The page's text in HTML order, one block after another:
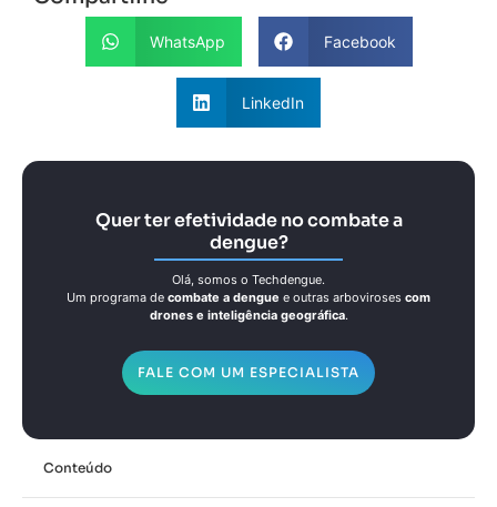
WhatsApp Facebook
LinkedIn
Quer ter efetividade no combate a
dengue?
Olá, somos o Techdengue.
Um programa de combate a dengue e outras arboviroses com
drones e inteligência geográfica.
FALE COM UM ESPECIALISTA
Conteúdo